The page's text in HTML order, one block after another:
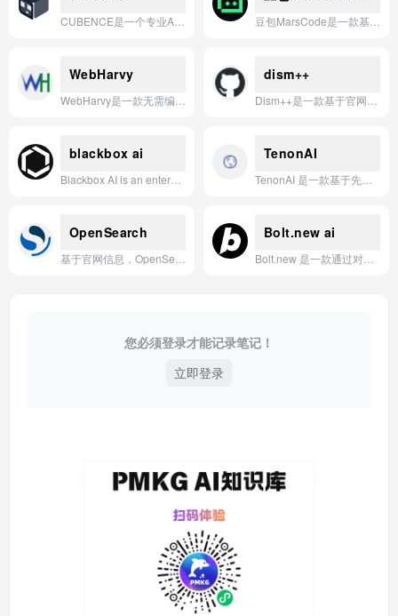
WebHarvy dism++
blackbox ai TenonAI
OpenSearch Bolt.new ai
您必须登录才能记录笔记！
立即登录